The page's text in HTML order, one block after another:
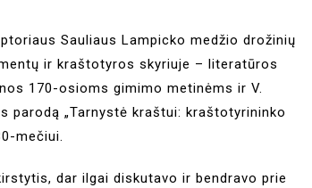
Sauliaus Lampicko medžio drožinių
ir kraštotyros skyriuje – literatūros
170-osioms gimimo metinėms ir V.
parodą „Tarnystė kraštui: kraštotyrininko
mečiui.
dar ilgai diskutavo ir bendravo prie